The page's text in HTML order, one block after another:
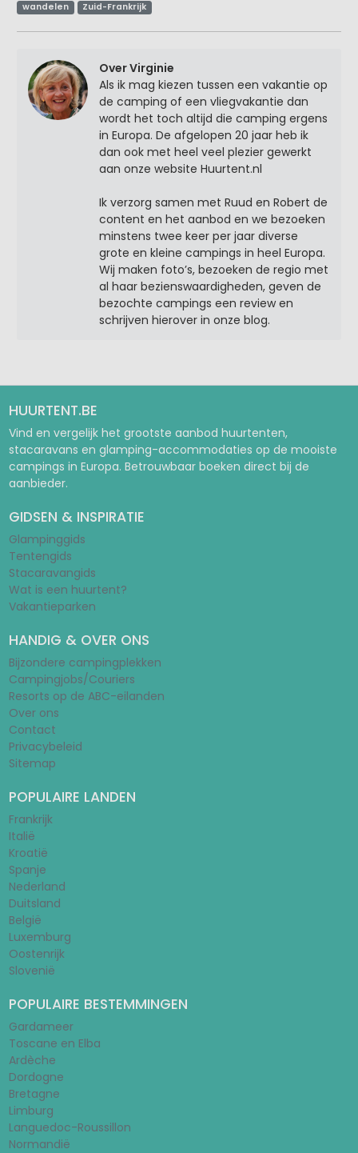
wandelen
Zuid-Frankrijk
Over Virginie
Als ik mag kiezen tussen een vakantie op
de camping of een vliegvakantie dan
wordt het toch altijd die camping ergens
in Europa. De afgelopen 20 jaar heb ik
dan ook met heel veel plezier gewerkt
aan onze website Huurtent.nl
Ik verzorg samen met Ruud en Robert de
content en het aanbod en we bezoeken
minstens twee keer per jaar diverse
grote en kleine campings in heel Europa.
Wij maken foto’s, bezoeken de regio met
al haar bezienswaardigheden, geven de
bezochte campings een review en
schrijven hierover in onze blog.
HUURTENT.BE
Vind en vergelijk het grootste aanbod huurtenten,
stacaravans en glamping-accommodaties op de mooiste
campings in Europa. Betrouwbaar boeken direct bij de
aanbieder.
GIDSEN & INSPIRATIE
Glampinggids
Tentengids
Stacaravangids
Wat is een huurtent?
Vakantieparken
HANDIG & OVER ONS
Bijzondere campingplekken
Campingjobs/Couriers
Resorts op de ABC-eilanden
Over ons
Contact
Privacybeleid
Sitemap
POPULAIRE LANDEN
Frankrijk
Italië
Kroatië
Spanje
Nederland
Duitsland
België
Luxemburg
Oostenrijk
Slovenië
POPULAIRE BESTEMMINGEN
Gardameer
Toscane en Elba
Ardèche
Dordogne
Bretagne
Limburg
Languedoc-Roussillon
Normandië